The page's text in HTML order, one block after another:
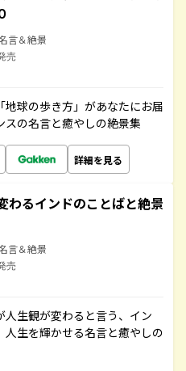
言＆絶景
売
球の歩き方」があなたにお届
スの名言と癒やしの絶景集
詳細を見る
わるインドのことばと絶景
言＆絶景
売
生観が変わると言う、イン
人生を輝かせる名言と癒やしの